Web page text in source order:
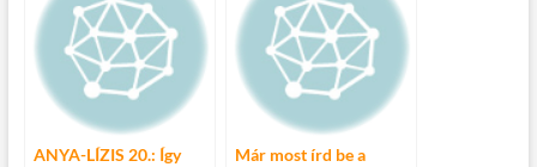
ANYA-LÍZIS 20.: Így
Már most írd be a